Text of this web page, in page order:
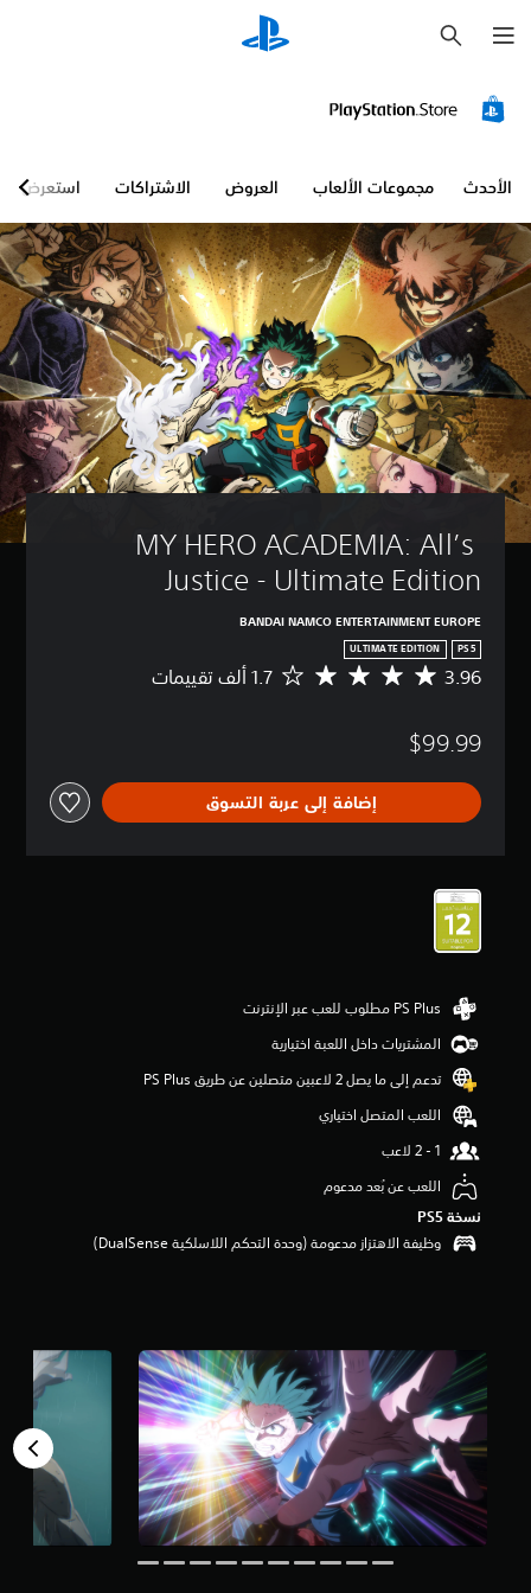
ح
ث
الأحدث مجموعات الألعاب العروض الاشتراكات استعرض
MY HERO ACADEMIA: All’s
Justice - Ultimate Edition
BANDAI NAMCO ENTERTAINMENT EUROPE
PS5
ULTIMATE EDITION
م
س
ل
ي
م
.
ج
م
ن
5
ج
و
م
م
ا
ي
1
7
أ
ل
3.96
$99.99
إضافة إلى عربة التسوق
المشتريات داخل اللعبة اختيارية
تدعم إلى ما يصل 2 لاعبين متصلين عن طريق PS Plus‏
اللعب المتصل اختياري
اللعب عن بُعد مدعوم
نسخة PS5‏
وظيفة الاهتزاز مدعومة (وحدة التحكم اللاسلكية DualSense‏)